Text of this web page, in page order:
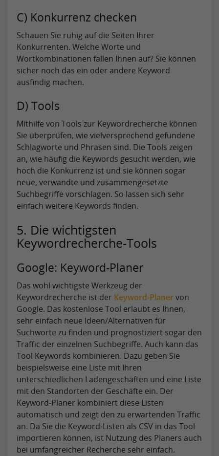
C) Konkurrenz checken
Schauen Sie ruhig auf die Seiten Ihrer
Konkurrenten. Welche Worte und
Wortkombinationen fallen Ihnen auf? Sie können
sicher noch das ein oder andere Keyword
ausfindig machen.
D) Tools
Mithilfe von Tools zur Keywordrecherche können
Sie überprüfen, wie vielversprechend gefundene
Schlagworte und Phrasen sind. Die Tools zeigen
an, wie häufig die Keywords gesucht werden, wie
hoch die Konkurrenz ist und sie können sogar
neue, verwandte und zusammengesetzte
Suchbegriffe vorschlagen. So lassen sich sehr
einfach weitere Keywords finden.
5. Die wichtigsten
Keywordrecherche-Tools
Google: Keyword-Planer
Das wohl wichtigste Werkzeug der
Keywordrecherche ist der Keyword-Planervon
Google. Das kostenlose Tool erlaubt es Ihnen,
sehr einfach neue Ideen/Alternativen für
Suchworte zu finden und prognostiziert sogar den
Traffic der einzelnen Suchbegriffe. Auch kann das
Tool Keywords kombinieren. Dazu geben Sie
beispielsweise eine Liste mit Ihren
unterschiedlichen Ladengeschäften und eine Liste
mit den Standorten der Geschäfte ein. Der
Keyword-Planer kombiniert diese Listen
automatisch und zeigt den zu erwartenden Traffic
an. Da Sie die Keyword-Listen als CSV in das Tool
importieren können, ist Nutzung des Planers auch
bei umfangreicher Recherche sehr einfach.